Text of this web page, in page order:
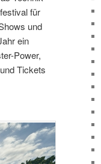
für
und
ein
Power,
Tickets